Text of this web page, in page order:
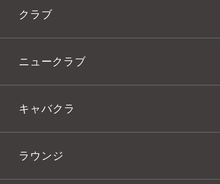
クラブ
ニュークラブ
キャバクラ
ラウンジ